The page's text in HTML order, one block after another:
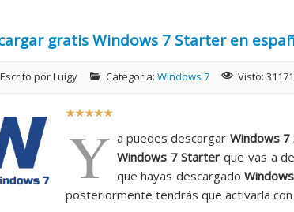
gratis Windows 7 Starter en
Escrito porLuigy Categoría: Windows 7 Visto:
Y a puedes descargar Windows
Windows 7 Starter que vas a
que hayas descargado
posteriormente tendrás que activarla